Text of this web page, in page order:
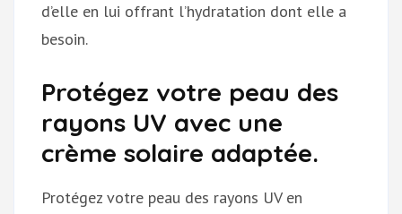
d’elle en lui offrant l’hydratation dont elle a
besoin.
Protégez votre peau des
rayons UV avec une
crème solaire adaptée.
Protégez votre peau des rayons UV en